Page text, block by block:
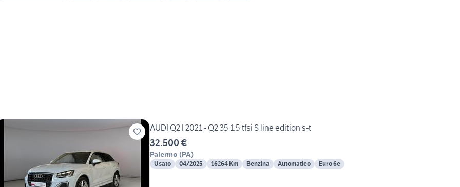
AUDI Q2 I 2021 - Q2 35 1.5 tfsi S line edition s-t
32.500 €
Palermo (PA)
Usato 04/2025 16264 Km Benzina Automatico Euro 6e